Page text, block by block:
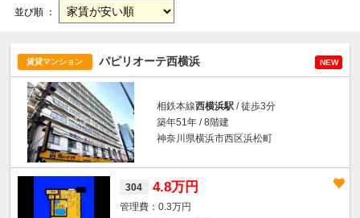
並び順 ：
賃貸マンション パピリオーテ西横浜 NEW
相鉄本線西横浜駅 / 徒歩3分
築年51年 / 8階建
神奈川県横浜市西区浜松町
304 4.8万円
0.3万円